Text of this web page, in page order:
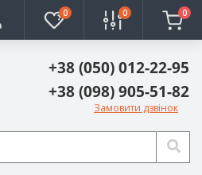
0 0 0
+38 (050) 012-22-95
+38 (098) 905-51-82
Замовити дзвінок